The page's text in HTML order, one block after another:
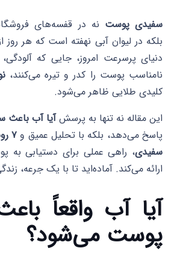
سفیدی پوست نه در قفسه‌های
بلکه در لیوان آبی نهفته است که هر
دنیای پرسرعت امروز، جایی که
نامناسب پوست را کدر و تیره می‌کنند،
کلیدی طلایی ظاهر می‌شود.
این مقاله نه تنها به پرسشآیا آب
پاسخ می‌دهد، بلکه با تحلیل عمیق و ۷
سفیدی، راهی عملی برای دستیابی به
ارائه می‌کند. آماده‌اید تا با یک جرعه،
آیا آب واقعاً
پوست می‌شود؟